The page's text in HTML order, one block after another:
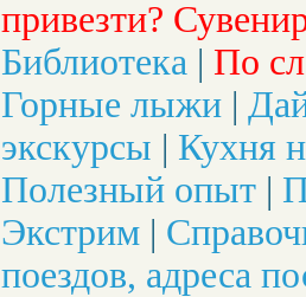
привезти?
Библиотека | По
Горные лыжи |
экскурсы | Кухня
Полезный опыт |
Экстрим |
поездов, адреса